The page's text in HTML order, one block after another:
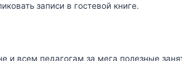
записи в гостевой книге.
всем педагогам за мега полезные